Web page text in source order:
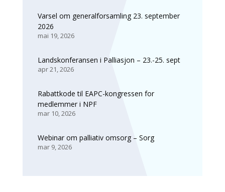
Varsel om generalforsamling 23. september
2026
mai 19, 2026
Landskonferansen i Palliasjon – 23.-25. sept
apr 21, 2026
Rabattkode til EAPC-kongressen for
medlemmer i NPF
mar 10, 2026
Webinar om palliativ omsorg – Sorg
mar 9, 2026